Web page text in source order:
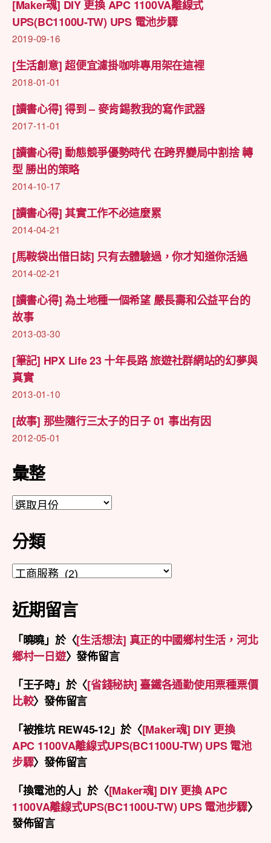
[Maker魂] DIY 更換 APC 1100VA離線式
UPS(BC1100U-TW) UPS 電池步驟
2019-09-16
[生活創意] 超便宜濾掛咖啡專用架在這裡
2018-01-01
[讀書心得] 得到 – 麥肯錫教我的寫作武器
2017-11-01
[讀書心得] 動態競爭優勢時代 在跨界變局中割捨 轉
型 勝出的策略
2014-10-17
[讀書心得] 其實工作不必這麼累
2014-04-21
[馬鞍袋出借日誌] 只有去體驗過，你才知道你活過
2014-02-21
[讀書心得] 為土地種一個希望 嚴長壽和公益平台的
故事
2013-03-30
[筆記] HPX Life 23 十年長路 旅遊社群網站的幻夢與
真實
2013-01-10
[故事] 那些隨行三太子的日子 01 事出有因
2012-05-01
彙整
彙
分類
分
近期留言
「曉曉」於〈[生活想法] 真正的中國鄉村生活，河北
鄉村一日遊〉發佈留言
「王子時」於〈[省錢秘訣] 臺鐵各通勤使用票種票價
比較〉發佈留言
「被推坑 REW45-12」於〈[Maker魂] DIY 更換
APC 1100VA離線式UPS(BC1100U-TW) UPS 電池
步驟〉發佈留言
「換電池的人」於〈[Maker魂] DIY 更換 APC
1100VA離線式UPS(BC1100U-TW) UPS 電池步驟〉
發佈留言